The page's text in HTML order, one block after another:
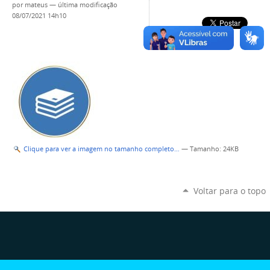
por mateus — última modificação
08/07/2021 14h10
Clique para ver a imagem no tamanho completo… — Tamanho: 24KB
Voltar para o topo